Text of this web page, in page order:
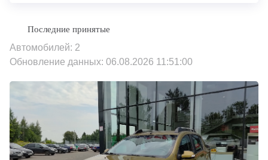
Автомобилей: 2
Обновление данных: 06.08.2026 11:51:00